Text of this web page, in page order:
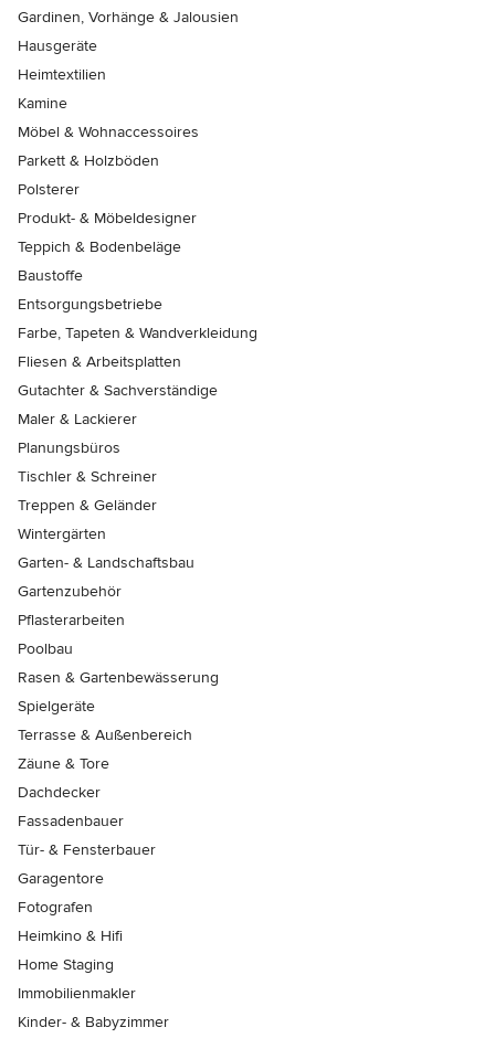
Gardinen, Vorhänge & Jalousien
Hausgeräte
Heimtextilien
Kamine
Möbel & Wohnaccessoires
Parkett & Holzböden
Polsterer
Produkt- & Möbeldesigner
Teppich & Bodenbeläge
Baustoffe
Entsorgungsbetriebe
Farbe, Tapeten & Wandverkleidung
Fliesen & Arbeitsplatten
Gutachter & Sachverständige
Maler & Lackierer
Planungsbüros
Tischler & Schreiner
Treppen & Geländer
Wintergärten
Garten- & Landschaftsbau
Gartenzubehör
Pflasterarbeiten
Poolbau
Rasen & Gartenbewässerung
Spielgeräte
Terrasse & Außenbereich
Zäune & Tore
Dachdecker
Fassadenbauer
Tür- & Fensterbauer
Garagentore
Fotografen
Heimkino & Hifi
Home Staging
Immobilienmakler
Kinder- & Babyzimmer